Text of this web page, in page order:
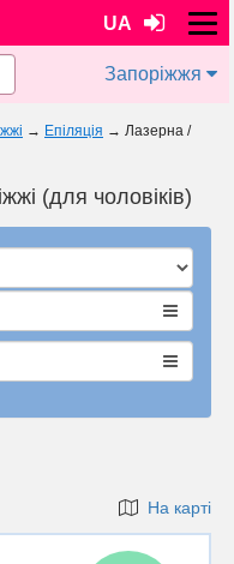
UA
Запоріжжя
→ Епіляція → Лазерна /
(для чоловіків)
На карті